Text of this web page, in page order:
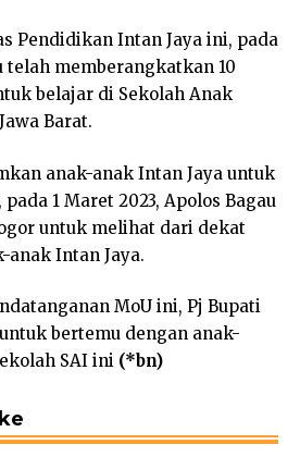
Pendidikan Intan Jaya ini, pada
telah memberangkatkan 10
belajar di Sekolah Anak
Barat.
anak-anak Intan Jaya untuk
1 Maret 2023, Apolos Bagau
untuk melihat dari dekat
Intan Jaya.
MoU ini, Pj Bupati
bertemu dengan anak-
SAI ini (*bn)